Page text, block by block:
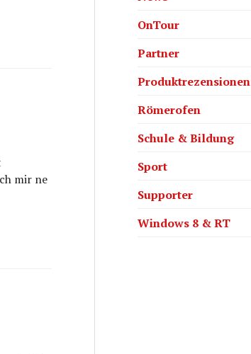
mir ne
OnTour
Partner
Produktrezensionen
Römerofen
Schule & Bildung
Sport
Supporter
Windows 8 & RT